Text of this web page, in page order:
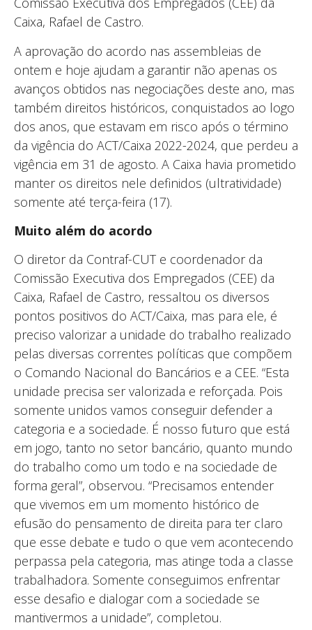
Caixa, Rafael de Castro.
A aprovação do acordo nas assembleias de
ontem e hoje ajudam a garantir não apenas os
avanços obtidos nas negociações deste ano, mas
também direitos históricos, conquistados ao logo
dos anos, que estavam em risco após o término
da vigência do ACT/Caixa 2022-2024, que perdeu a
vigência em 31 de agosto. A Caixa havia prometido
manter os direitos nele definidos (ultratividade)
somente até terça-feira (17).
Muito além do acordo
O diretor da Contraf-CUT e coordenador da
Comissão Executiva dos Empregados (CEE) da
Caixa, Rafael de Castro, ressaltou os diversos
pontos positivos do ACT/Caixa, mas para ele, é
preciso valorizar a unidade do trabalho realizado
pelas diversas correntes políticas que compõem
o Comando Nacional do Bancários e a CEE. “Esta
unidade precisa ser valorizada e reforçada. Pois
somente unidos vamos conseguir defender a
categoria e a sociedade. É nosso futuro que está
em jogo, tanto no setor bancário, quanto mundo
do trabalho como um todo e na sociedade de
forma geral”, observou. “Precisamos entender
que vivemos em um momento histórico de
efusão do pensamento de direita para ter claro
que esse debate e tudo o que vem acontecendo
perpassa pela categoria, mas atinge toda a classe
trabalhadora. Somente conseguimos enfrentar
esse desafio e dialogar com a sociedade se
mantivermos a unidade”, completou.